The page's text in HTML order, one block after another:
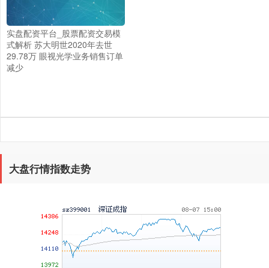
实盘配资平台_股票配资交易模
式解析 苏大明世2020年去世
29.78万 眼视光学业务销售订单
减少
大盘行情指数走势
上证综指 3940.04
深证成指